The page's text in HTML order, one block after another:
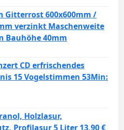
Gitterrost 600x600mm /
verzinkt Maschenweite
Bauhöhe 40mm
CD erfrischendes
15 Vogelstimmen 53Min:
Holzlasur,
Profilasur 5 Liter 13,90 €